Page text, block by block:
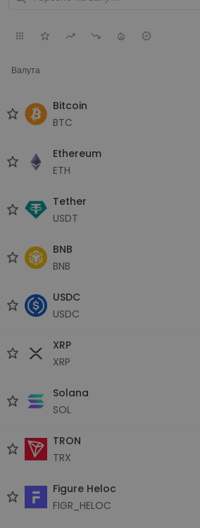
Валута
Bitcoin
BTC
Ethereum
ETH
Tether
USDT
BNB
BNB
USDC
USDC
XRP
XRP
Solana
SOL
TRON
TRX
Figure Heloc
FIGR_HELOC